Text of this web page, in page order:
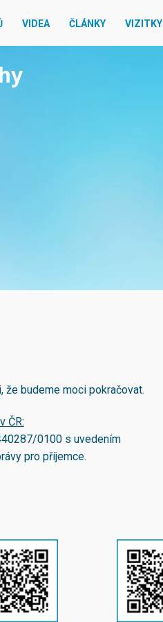
VIDEA ČLÁNKY VIZITKY
že budeme moci pokračovat.
ČR:
0100s uvedením
pro příjemce.